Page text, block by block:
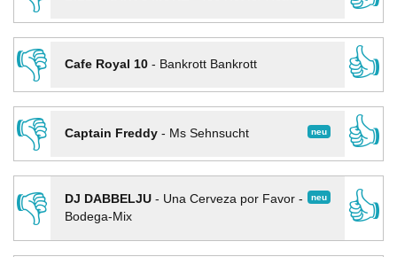
👎
Cafe Royal 10- Bankrott Bankrott
👍
👎
neu
Captain Freddy- Ms Sehnsucht
👍
👎
neu
DJ DABBELJU- Una Cerveza por Favor -
Bodega-Mix
👍